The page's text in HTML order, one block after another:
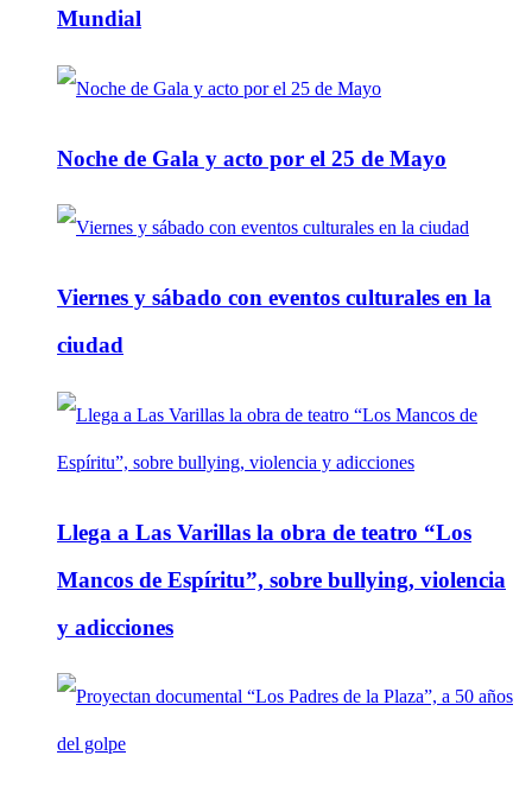
Mundial
Noche de Gala y acto por el 25 de Mayo
Viernes y sábado con eventos culturales en la
ciudad
Llega a Las Varillas la obra de teatro “Los
Mancos de Espíritu”, sobre bullying, violencia
y adicciones